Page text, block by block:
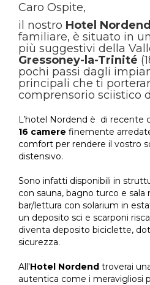
Caro Ospite,
il nostro Hotel Nordend
familiare, è situato in
più suggestivi della
Gressoney-la-Trinité
pochi passi dagli
principali che ti
comprensorio sciistico
L’hotel Nordend è di recente
16 camere finemente
comfort per rendere il vostro
distensivo.
Sono infatti disponibili in
con sauna, bagno turco e sala
bar/lettura con solarium in
un deposito sci e scarponi
diventa deposito biciclette,
sicurezza.
All'Hotel Nordend troverai
autentica come i meravigliosi